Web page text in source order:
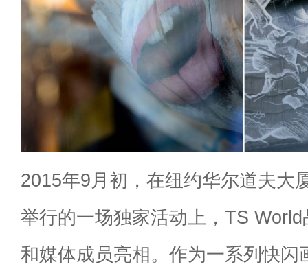
2015年9月初，在纽约华尔道夫大
举行的一场独家活动上，TS
和媒体成员亮相。作为一系列快闪